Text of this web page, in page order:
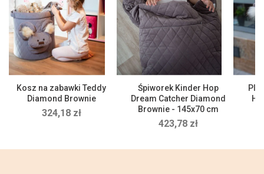
Kosz na zabawki Teddy
Diamond Brownie
324,18 zł
Śpiworek Kinder Hop
Dream Catcher Diamond
Brownie - 145x70 cm
423,78 zł